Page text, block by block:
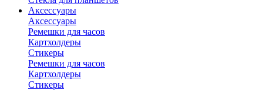
Аксессуары
Аксессуары
Ремешки для часов
Картхолдеры
Стикеры
Ремешки для часов
Картхолдеры
Стикеры